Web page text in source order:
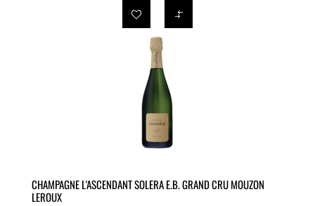
CHAMPAGNE L'ASCENDANT SOLERA E.B. GRAND CRU MOUZON
LEROUX